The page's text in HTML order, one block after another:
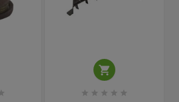

    